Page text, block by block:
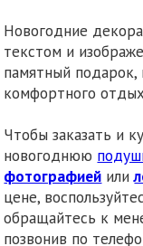
Новогодние
текстом и
памятный подарок,
комфортного
Чтобы заказать и
новогоднюю
фотографией или
цене,
обращайтесь к
позвонив по